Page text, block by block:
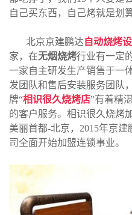
自己买东西，自己烤就是划算
北京京建鹏达 自动烧烤
家，在无烟烧烤行业有一定
一家自主研发生产销售于一
发团队和售后安装服务团队
牌“相识很久烧烤店”有着精
的客户服务。相识很久烧烤
美丽首都-北京，2015年京
司全面开始加盟连锁事业。